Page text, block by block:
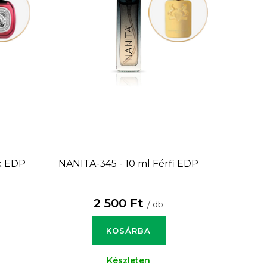
EDP NANITA-345 - 10 ml Férfi EDP
2 500 Ft/ db
KOSÁRBA
Készleten